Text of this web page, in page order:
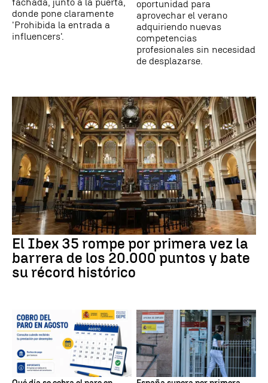
fachada, junto a la puerta,
donde pone claramente
'Prohibida la entrada a
influencers'.
oportunidad para
aprovechar el verano
adquiriendo nuevas
competencias
profesionales sin necesidad
de desplazarse.
El Ibex 35 rompe por primera vez la
barrera de los 20.000 puntos y bate
su récord histórico